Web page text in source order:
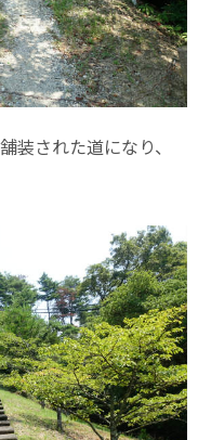
装された道になり、